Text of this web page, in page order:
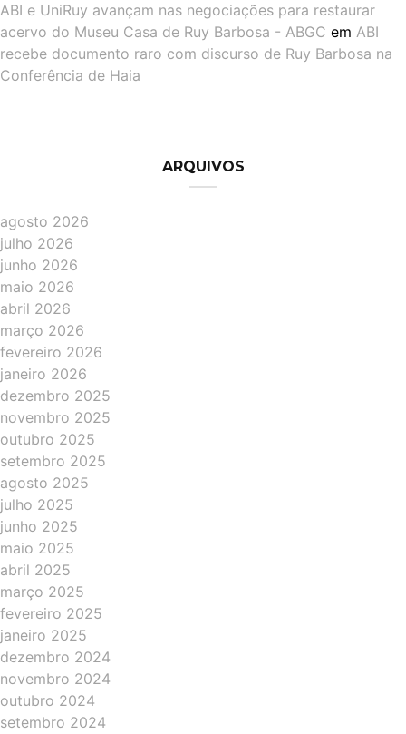
ABI e UniRuy avançam nas negociações para restaurar
acervo do Museu Casa de Ruy Barbosa - ABGC em ABI
recebe documento raro com discurso de Ruy Barbosa na
Conferência de Haia
ARQUIVOS
agosto 2026
julho 2026
junho 2026
maio 2026
abril 2026
março 2026
fevereiro 2026
janeiro 2026
dezembro 2025
novembro 2025
outubro 2025
setembro 2025
agosto 2025
julho 2025
junho 2025
maio 2025
abril 2025
março 2025
fevereiro 2025
janeiro 2025
dezembro 2024
novembro 2024
outubro 2024
setembro 2024